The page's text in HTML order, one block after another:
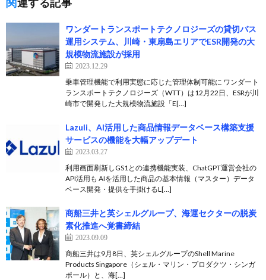
ワンダートランスポートテクノロジーズの貸切バス
運用システム、川崎・東扇島エリアでESR開発の大
規模物流施設が採用
2023.12.29
乗車管理機能で利用実態に応じた管理体制可能に ワンダート
ランスポートテクノロジーズ（WTT）は12月22日、ESRが川
崎市で開発した大規模物流施設「E[…]
Lazuli、AI活用した商品情報データベース構築支援
サービスの機能を大幅アップデート
2023.03.27
利用画面刷新しGS1との連携機能実装、ChatGPT運営会社の
API活用も AIを活用した商品の基本情報（マスター）データ
ベース開発・提供を手掛けるL[…]
商船三井と英シェルグループ、海運セクターの脱炭
素化推進へ覚書締結
2023.09.09
商船三井は9月8日、英シェルグループのShell Marine
Products Singapore（シェル・マリン・プロダクツ・シンガ
ポール）と、海[…]